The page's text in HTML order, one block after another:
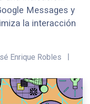
Messages y
la interacción
Enrique Robles
|